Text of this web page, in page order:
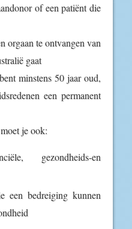
of een patiënt die
orgaan te ontvangen van
gaat
minstens 50 jaar oud,
een permanent
je ook:
gezondheids-en
een bedreiging kunnen